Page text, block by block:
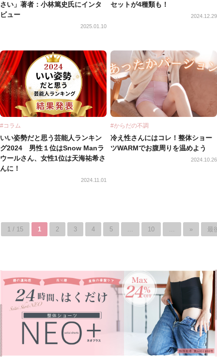
さい」著者：小林篤史氏にインタ
ビュー
2025.01.10
セットが4種類も！
2024.12.29
#コラム
いい姿勢だと思う芸能人ランキン
グ2024 男性１位はSnow Manラ
ウールさん、女性1位は天海祐希さ
んに！
2024.11.01
#からだの不調
冷え性さんにはコレ！整体ショー
ツWARMでお腹周りを温めよう
2024.10.26
1 / 15 1 2 3 4 5 ... 10 ... » 最